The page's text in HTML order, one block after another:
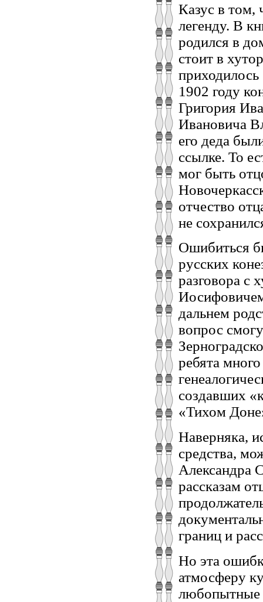
Казус в том,
легенду. В
родился в
стоит в
1902 году
Григория
Ивановича
его деда
ссылке. То
мог быть
отчество
не
Ошибиться
русских
разговора
дальнем
вопрос
ребята
создавших
«Тихом
Наверняка,
средства,
Александра
рассказам
границ и
Но эта
атмосферу
любопытные